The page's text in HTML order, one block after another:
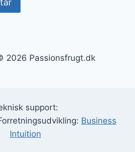
2026 Passionsfrugt.dk
support:
Business
Intuition